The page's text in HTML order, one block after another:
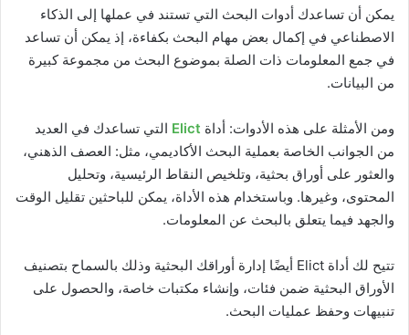
يمكن أن تساعدك أدوات البحث التي تستند في عملها إلى الذكاء
الاصطناعي في إكمال بعض مهام البحث بكفاءة، إذ يمكن أن تساعد
في جمع المعلومات ذات الصلة بموضوع البحث من مجموعة كبيرة
من البيانات.
ومن الأمثلة على هذه الأدوات: أداة Elict التي تساعدك في العديد
من الجوانب الخاصة بعملية البحث الأكاديمي، مثل: العصف الذهني،
والعثور على أوراق بحثية، وتلخيص النقاط الرئيسية، وتحليل
المحتوى، وغيرها. وباستخدام هذه الأداة، يمكن للباحثين تقليل الوقت
والجهد فيما يتعلق بالبحث عن المعلومات.
تتيح لك أداة Elict أيضًا إدارة أوراقك البحثية وذلك بالسماح بتصنيف
الأوراق البحثية ضمن فئات، وإنشاء مكتبات خاصة، والحصول على
تنبيهات وحفظ عمليات البحث.